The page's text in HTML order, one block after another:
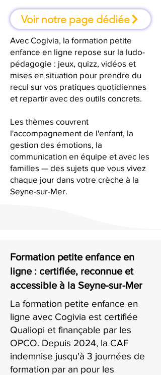
Voir notre page dédiée
Avec Cogivia, la formation petite
enfance en ligne repose sur la ludo-
pédagogie : jeux, quizz, vidéos et
mises en situation pour prendre du
recul sur vos pratiques quotidiennes
et repartir avec des outils concrets.
Les thèmes couvrent
l'accompagnement de l'enfant, la
gestion des émotions, la
communication en équipe et avec les
familles — des sujets que vous vivez
chaque jour dans votre crèche à la
Seyne-sur-Mer.
Formation petite enfance en
ligne : certifiée, reconnue et
accessible à la Seyne-sur-Mer
La formation petite enfance en
ligne avec Cogivia est certifiée
Qualiopi et finançable par les
OPCO. Depuis 2024, la CAF
indemnise jusqu'à 3 journées de
formation par an pour les